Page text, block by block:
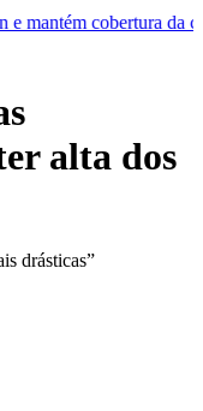
da convenção
alta dos
drásticas”